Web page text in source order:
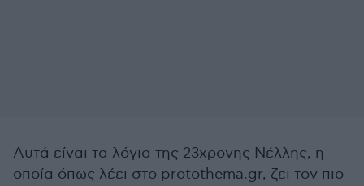
Αυτά είναι τα λόγια της 23χρονης Νέλλης, η
οποία όπως λέει στο protothema.gr, ζει τον πιο